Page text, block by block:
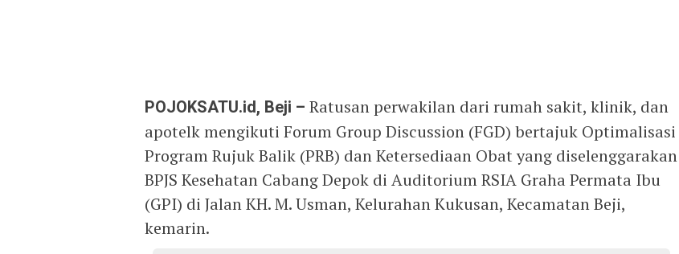
POJOKSATU.id, Beji – Ratusan perwakilan dari rumah sakit, klinik, dan
apotelk mengikuti Forum Group Discussion (FGD) bertajuk Optimalisasi
Program Rujuk Balik (PRB) dan Ketersediaan Obat yang diselenggarakan
BPJS Kesehatan Cabang Depok di Auditorium RSIA Graha Permata Ibu
(GPI) di Jalan KH. M. Usman, Kelurahan Kukusan, Kecamatan Beji,
kemarin.